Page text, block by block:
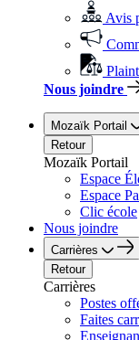
Avis
Nous joindre
Mozaïk Portail
Retour
Mozaïk Portail
Espace
Espace
Clic école
Nous joindre
Carrières
Retour
Carrières
Postes
Faites